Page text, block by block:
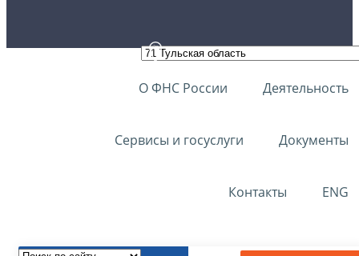
О ФНС России Деятельность
Сервисы и госуслуги Документы
Контакты ENG